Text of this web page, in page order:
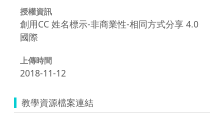
授權資訊
創用CC 姓名標示-非商業性-相同方式分享 4.0
國際
上傳時間
2018-11-12
教學資源檔案連結